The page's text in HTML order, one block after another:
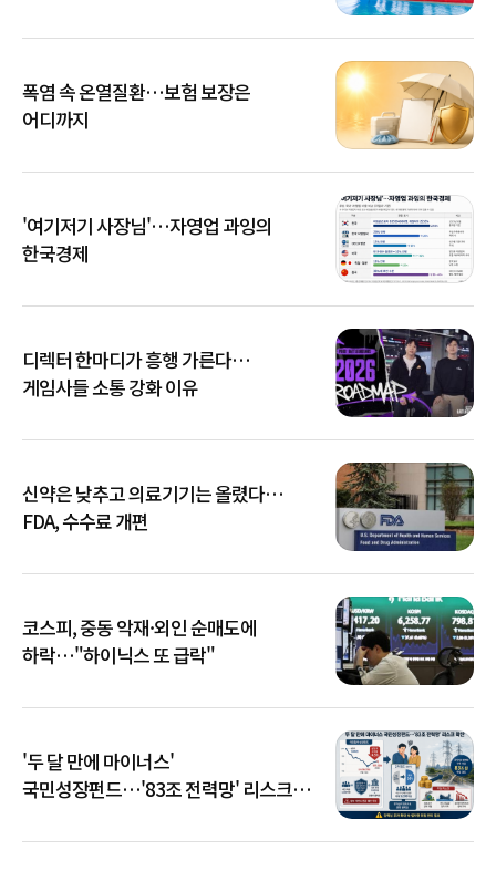
폭염 속 온열질환…보험 보장은
어디까지
'여기저기 사장님'…자영업 과잉의
한국경제
디렉터 한마디가 흥행 가른다…
게임사들 소통 강화 이유
신약은 낮추고 의료기기는 올렸다…
FDA, 수수료 개편
코스피, 중동 악재·외인 순매도에
하락…"하이닉스 또 급락"
'두 달 만에 마이너스'
국민성장펀드…'83조 전력망' 리스크